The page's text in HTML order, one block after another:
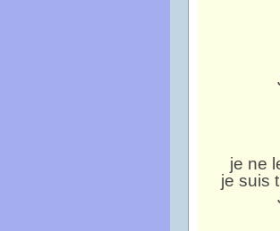
je ne
je suis